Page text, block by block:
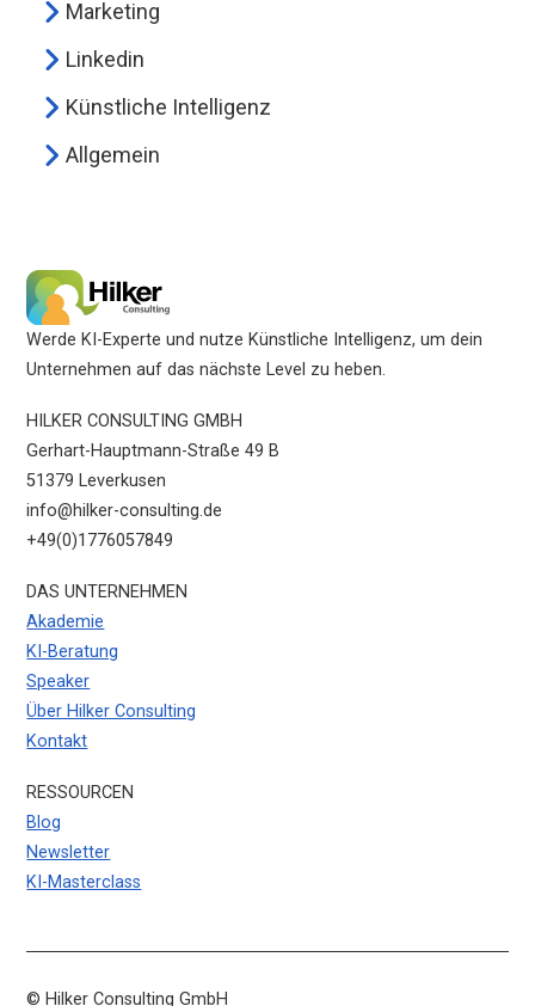
Marketing
Linkedin
Künstliche Intelligenz
Allgemein
Werde KI-Experte und nutze Künstliche Intelligenz, um dein
Unternehmen auf das nächste Level zu heben.
HILKER CONSULTING GMBH
Gerhart-Hauptmann-Straße 49 B
51379 Leverkusen
info@hilker-consulting.de
+49(0)1776057849
DAS UNTERNEHMEN
Akademie
KI-Beratung
Speaker
Über Hilker Consulting
Kontakt
RESSOURCEN
Blog
Newsletter
KI-Masterclass
© Hilker Consulting GmbH